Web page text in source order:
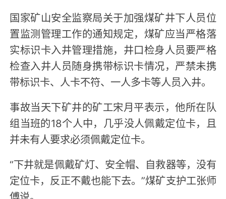
国家矿山安全监察局关于加强煤矿井下人员位
置监测管理工作的通知规定，煤矿应当严格落
实标识卡入井管理措施，井口检身人员要严格
检查入井人员随身携带标识卡情况，严禁未携
带标识卡、人卡不符、一人多卡等人员入井。
事故当天下矿井的矿工宋月平表示，他所在队
组当班的18个人中，几乎没人佩戴定位卡，且
并未有人要求必须佩戴定位卡。
“下井就是佩戴矿灯、安全帽、自救器等，没有
定位卡，反正不戴也能下去。”煤矿支护工张师
傅说。